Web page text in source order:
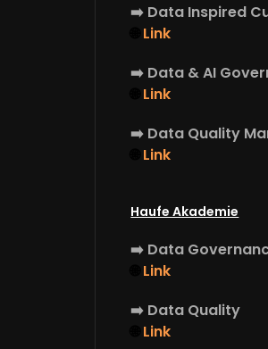
➡️ Data Inspired
Link
➡️ Data & AI
Link
➡️ Data Quality
Link
Haufe Akademie
➡️ Data
Link
➡️ Data Quality
Link